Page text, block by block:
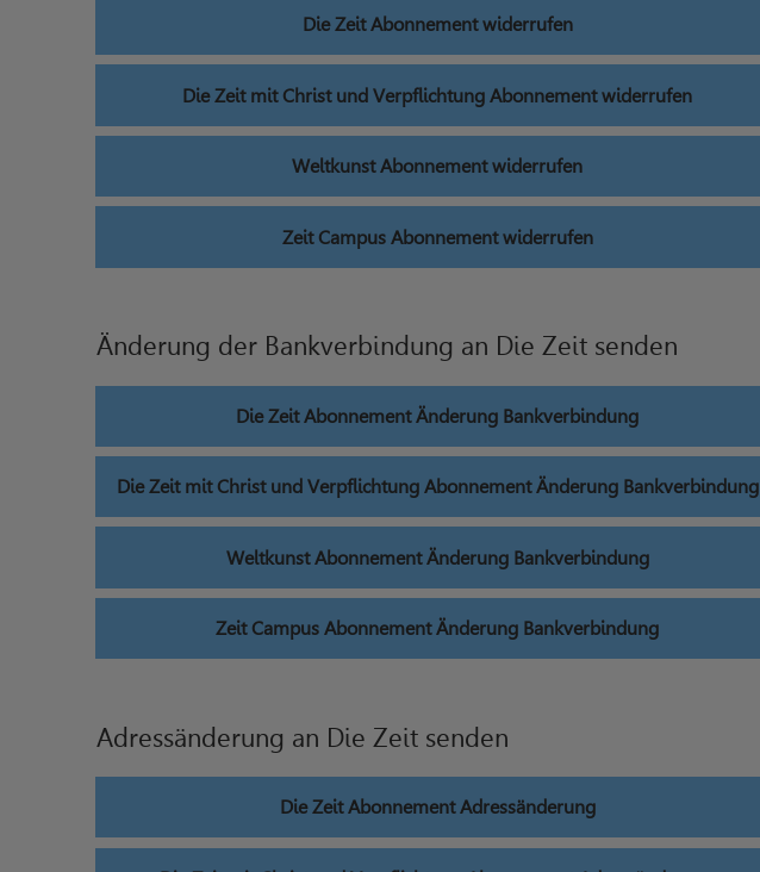
Die Zeit Abonnement widerrufen
Die Zeit mit Christ und Verpflichtung Abonnement widerrufen
Weltkunst Abonnement widerrufen
Zeit Campus Abonnement widerrufen
Änderung der Bankverbindung an Die Zeit senden
Die Zeit Abonnement Änderung Bankverbindung
Die Zeit mit Christ und Verpflichtung Abonnement Änderung Bankverbindung
Weltkunst Abonnement Änderung Bankverbindung
Zeit Campus Abonnement Änderung Bankverbindung
Adressänderung an Die Zeit senden
Die Zeit Abonnement Adressänderung